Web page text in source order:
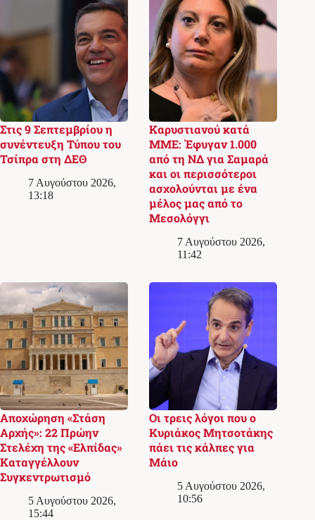
Στις 9 Σεπτεμβρίου η
συνέντευξη Τύπου του
Τσίπρα στη ΔΕΘ
7 Αυγούστου 2026,
13:18
Καρυστιανού κατά
ΜΜΕ: Έφυγαν 1.000
από τη ΝΔ για Σαμαρά
και οι περισσότεροι
ασχολούνται με ένα
μέλος μας από το
Μεσολόγγι
7 Αυγούστου 2026,
11:42
Αποχώρηση «Στάση
Αρχής»: 22 Πρώην
Στελέχη της «Ελπίδας»
Καταγγέλλουν
Συγκεντρωτισμό
5 Αυγούστου 2026,
15:44
Οι τρεις λόγοι που ο
Κυριάκος Μητσοτάκης
πάει τις κάλπες για
Μάιο
5 Αυγούστου 2026,
10:56